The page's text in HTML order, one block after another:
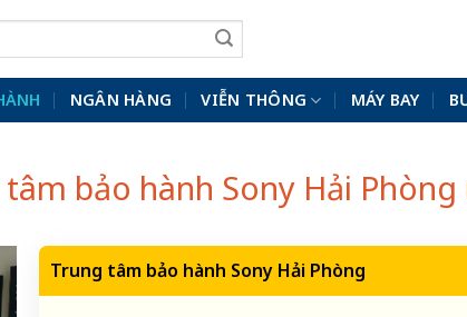
NGÂN HÀNG VIỄN THÔNG MÁY BAY
bảo hành Sony Hải
Trung tâm bảo hành Sony Hải Phòng